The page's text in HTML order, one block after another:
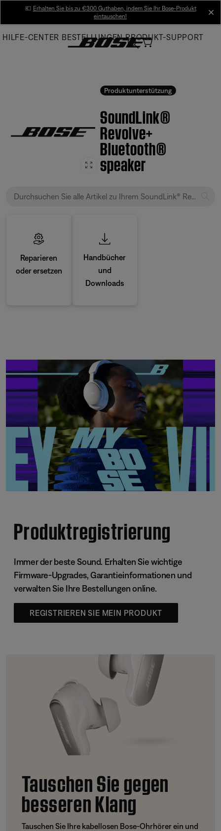
Main
💶 Erhalten Sie bis zu €300 Guthaben, indem Sie Ihr Bose-Produkt
eintauschen!
HILFE-CENTER BESTELLUNGEN PRODUKT-SUPPORT
Produktunterstützung
SoundLink®
Revolve+
Bluetooth®
speaker
Reparieren
oder ersetzen
Handbücher
und
Downloads
Produktregistrierung
Immer der beste Sound. Erhalten Sie wichtige
Firmware-Upgrades, Garantieinformationen und
verwalten Sie Ihre Bestellungen online.
REGISTRIEREN SIE MEIN PRODUKT
Tauschen Sie gegen
besseren Klang
Tauschen Sie Ihre kabellosen Bose-Ohrhörer ein und